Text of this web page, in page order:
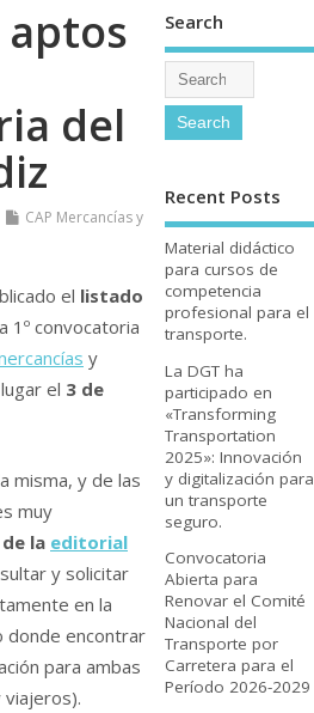
del
CAP Mercancí­as y
el listado
1º convocatoria
y
el 3 de
misma, y de las
muy
la editorial
y solicitar
en la
donde encontrar
para ambas
viajeros).
Search
Recent Posts
Material didáctico
para cursos de
competencia
profesional para el
transporte.
La DGT ha
participado en
«Transforming
Transportation
2025»: Innovación
y digitalización para
un transporte
seguro.
Convocatoria
Abierta para
Renovar el Comité
Nacional del
Transporte por
Carretera para el
Período 2026-2029